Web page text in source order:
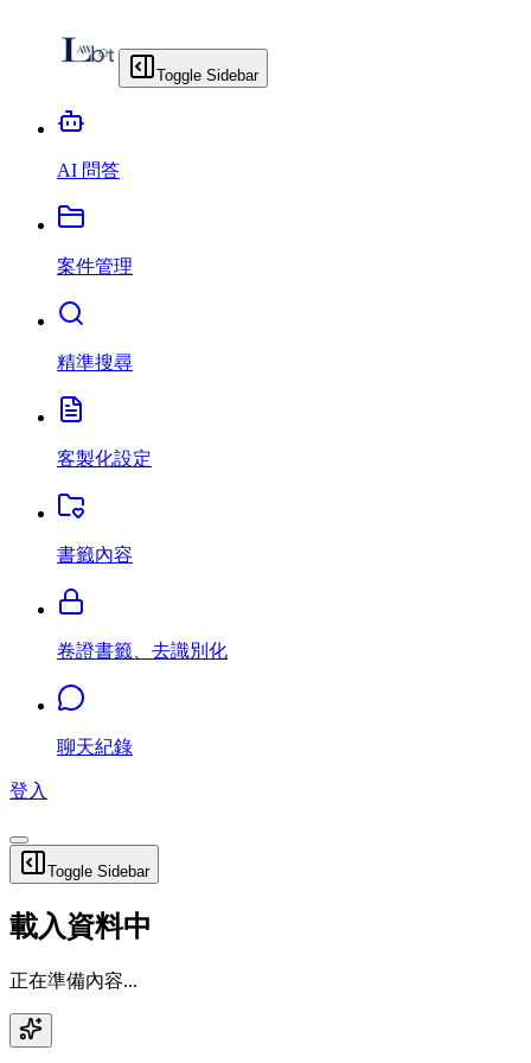
Toggle Sidebar
AI 問答
案件管理
精準搜尋
客製化設定
書籤內容
卷證書籤、去識別化
聊天紀錄
登入
Toggle Sidebar
載入資料中
正在準備內容...